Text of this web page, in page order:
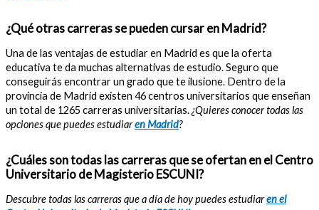
¿Qué otras carreras se pueden cursar en Madrid?
Una de las ventajas de estudiar en Madrid es que la oferta
educativa te da muchas alternativas de estudio. Seguro que
conseguirás encontrar un grado que te ilusione. Dentro de la
provincia de Madrid existen 46 centros universitarios que enseñan
un total de 1265 carreras universitarias.¿Quieres conocer todas las
opciones que puedes estudiaren Madrid?
¿Cuáles son todas las carreras que se ofertan en el Centro
Universitario de Magisterio ESCUNI?
Descubre todas las carreras que a día de hoy puedes estudiaren el